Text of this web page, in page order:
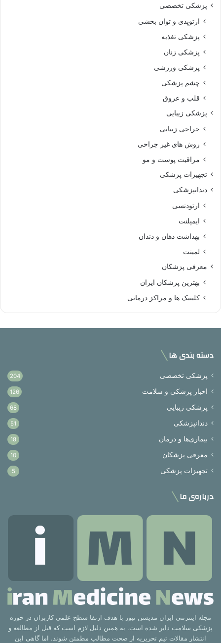
پزشکی تخصصی
ارتوپدی و توان بخشی
پزشکی تغذیه
پزشکی زنان
پزشکی ورزشی
چشم پزشکی
قلب و عروق
پزشکی زیبایی
جراحی زیبایی
روش های غیر جراحی
مراقبت پوست و مو
تجهیزات پزشکی
دندانپزشکی
ارتودنسی
ایمپلنت
بهداشت دهان و دندان
لمینت
معرفی پزشکان
بهترین پزشکان ایران
کلینیک ها و مراکز درمانی
دسته بندی ها
پزشکی تخصصی 204
اخبار پزشکی و سلامت 126
پزشکی زیبایی 68
دندانپزشکی 51
بیماری‌ها و درمان 18
معرفی پزشکان 10
تجهیزات پزشکی 5
درباره‌ی ما
مجله اینترنتی ایران مدیسن نیوز با هدف ارتقا سطح علمی کاربران در حوزه
پزشکی سلامت دایر شده است. به همین دلیل لازم است که قبل از مطالعه و
انتشار مقالات تیم تحریریه از صحت مطالب مطمئن شوند. اما گاهی این